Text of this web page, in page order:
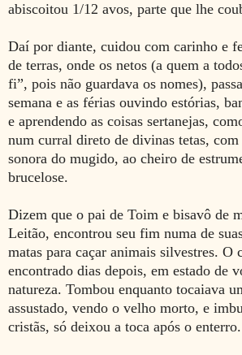
abiscoitou 1/12 avos, parte que lhe
Daí por diante, cuidou com carinho e
de terras, onde os netos (a quem a
fi”, pois não guardava os nomes),
semana e as férias ouvindo estórias,
e aprendendo as coisas sertanejas,
num curral direto de divinas tetas,
sonora do mugido, ao cheiro de
brucelose.
Dizem que o pai de Toim e bisavô de
Leitão, encontrou seu fim numa de
matas para caçar animais silvestres. O
encontrado dias depois, em estado de
natureza. Tombou enquanto tocaiava
assustado, vendo o velho morto, e
cristãs, só deixou a toca após o enterro.